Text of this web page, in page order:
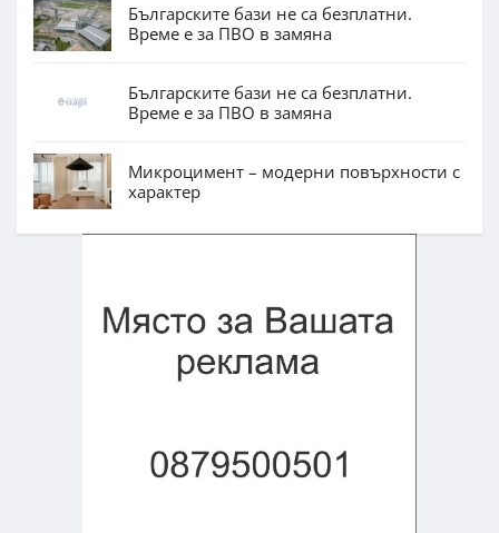
Българските бази не са безплатни.
Време е за ПВО в замяна
Българските бази не са безплатни.
Време е за ПВО в замяна
Микроцимент – модерни повърхности с
характер